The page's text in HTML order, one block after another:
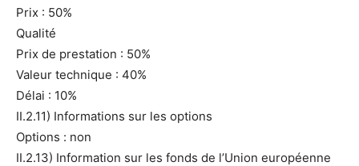
Prix : 50%
Qualité
Prix de prestation : 50%
Valeur technique : 40%
Délai : 10%
II.2.11) Informations sur les options
Options : non
II.2.13) Information sur les fonds de l’Union européenne